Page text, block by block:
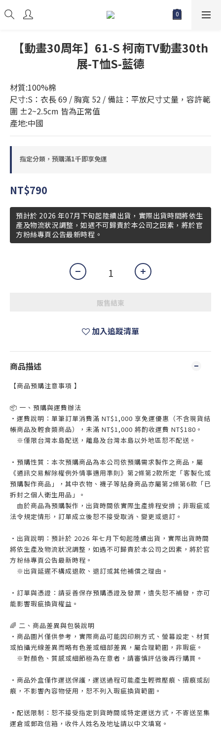
【動畫30周年】61-S 柯南TV動畫30th
展-T恤S-藍德
材質:100%棉
尺寸:S：衣長 69 / 胸寬 52 / 備註：平放尺寸丈量，容許範
圍 ±2~2.5cm 皆為正常值
產地:中國
指定分類，預購滿1千即享免運
NT$790
預計於 2026 年07月下旬起陸續出貨，實際出貨時間將依生
產及物流狀況調整，如遇不可歸責於本公司之因素，將於官
方粉絲專頁公告最新時程。
販售結束
加入追蹤清單
商品描述
【商品預購注意事項 】
📦 一、預購與運費辦法
・運費說明：單筆訂單消費滿 NT$1,000 享免運優惠（不含現貨結
帳商品及輕食類商品），未滿 NT$1,000 將酌收運費 NT$180。
※僅限台灣本島配送，離島及台灣本島以外地區恕不配送。
・預購性質：本次預購商品為本公司依預購需求製作之商品，屬
《通訊交易解除權例外情事適用準則》第2條第2款所定「客製化或
預購製作商品」，其中衣物、襪子等貼身商品亦屬第2條第6款「已
拆封之個人衛生用品」。
由於商品為預購製作，出貨時間依實際生產排程安排；非瑕疵或
法令規定情形，訂單成立後恕不接受取消、變更或退訂。
・出貨說明：預計於 2026 年七月下旬起陸續出貨，實際出貨時間
將依生產及物流狀況調整，如遇不可歸責於本公司之因素，將於官
方粉絲專頁公告最新時程。
※出貨延遲不構成退款、退訂或其他補償之理由。
・訂單與憑證：請妥善保存預購憑證及發票，遺失恕不補發，亦可
能影響瑕疵換貨權益。
🌈 二、商品差異與包裝說明
・商品圖片僅供參考，實際商品可能因印刷方式、螢幕設定、材質
或拍攝光線差異而略有色差或細部差異，屬合理範圍，非瑕疵。
※對顏色、質感或細節極為在意者，請審慎評估後再行購買。
・商品外盒僅作運送保護，運送過程可能產生輕微壓痕、摺痕或刮
痕，不影響內容物使用，恕不列入瑕疵換貨範圍。
・配送限制：恕不接受指定到貨時間或特定運送方式，不寄送至集
運倉或郵政信箱，收件人姓名及地址請以中文填寫。